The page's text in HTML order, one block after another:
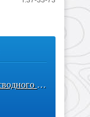
Торжественные проводы сводного поискового отряда «Виталис»